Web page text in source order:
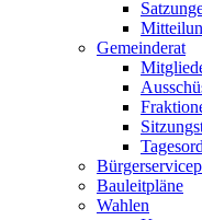
Gemeinderat
Bauleitpläne
Wahlen